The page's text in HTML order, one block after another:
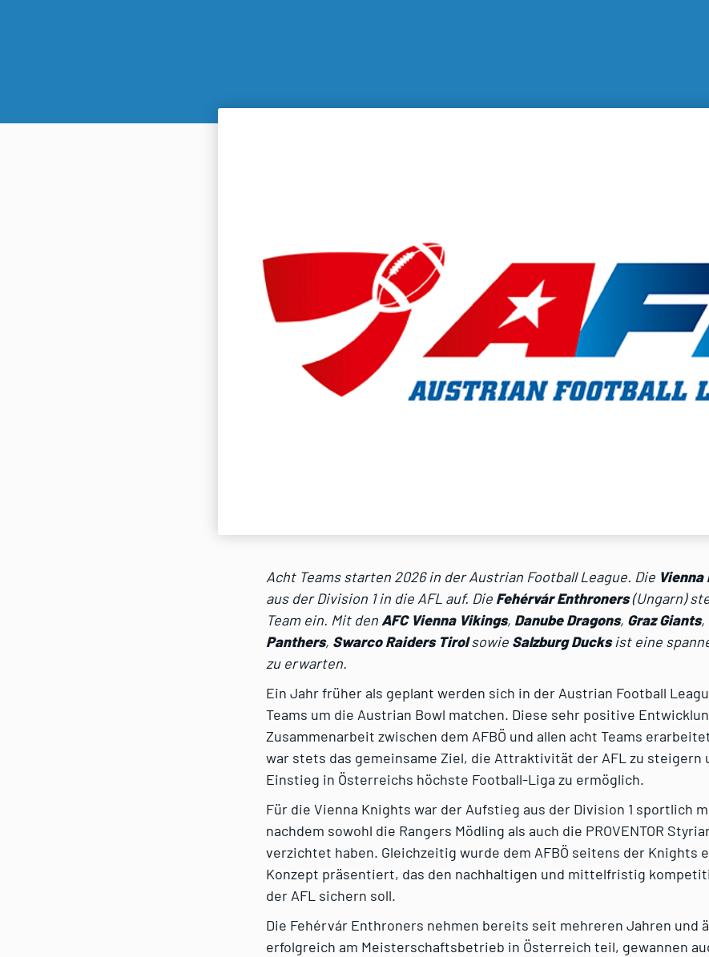
Acht Teams starten 2026 in der Austrian Football League. Die Vienna
aus der Division 1 in die AFL auf. Die Fehérvár Enthroners(Ungarn)
Team ein. Mit den AFC Vienna Vikings, Danube Dragons, Graz Giants,
Panthers, Swarco Raiders Tirolsowie Salzburg Ducksist eine
zu erwarten.
Ein Jahr früher als geplant werden sich in der Austrian Football
Teams um die Austrian Bowl matchen. Diese sehr positive
Zusammenarbeit zwischen dem AFBÖ und allen acht Teams
war stets das gemeinsame Ziel, die Attraktivität der AFL zu steigern
Einstieg in Österreichs höchste Football-Liga zu ermöglich.
Für die Vienna Knights war der Aufstieg aus der Division 1 sportlich
nachdem sowohl die Rangers Mödling als auch die PROVENTOR
verzichtet haben. Gleichzeitig wurde dem AFBÖ seitens der Knights
Konzept präsentiert, das den nachhaltigen und mittelfristig
der AFL sichern soll.
Die Fehérvár Enthroners nehmen bereits seit mehreren Jahren und
erfolgreich am Meisterschaftsbetrieb in Österreich teil, gewannen